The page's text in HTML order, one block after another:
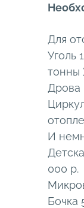
Для
Уголь
тонны
Дрова
И
000 р.
Бочка